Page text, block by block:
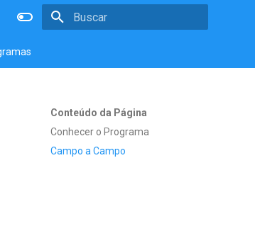
Conteúdo da Página
Conhecer o Programa
Campo a Campo